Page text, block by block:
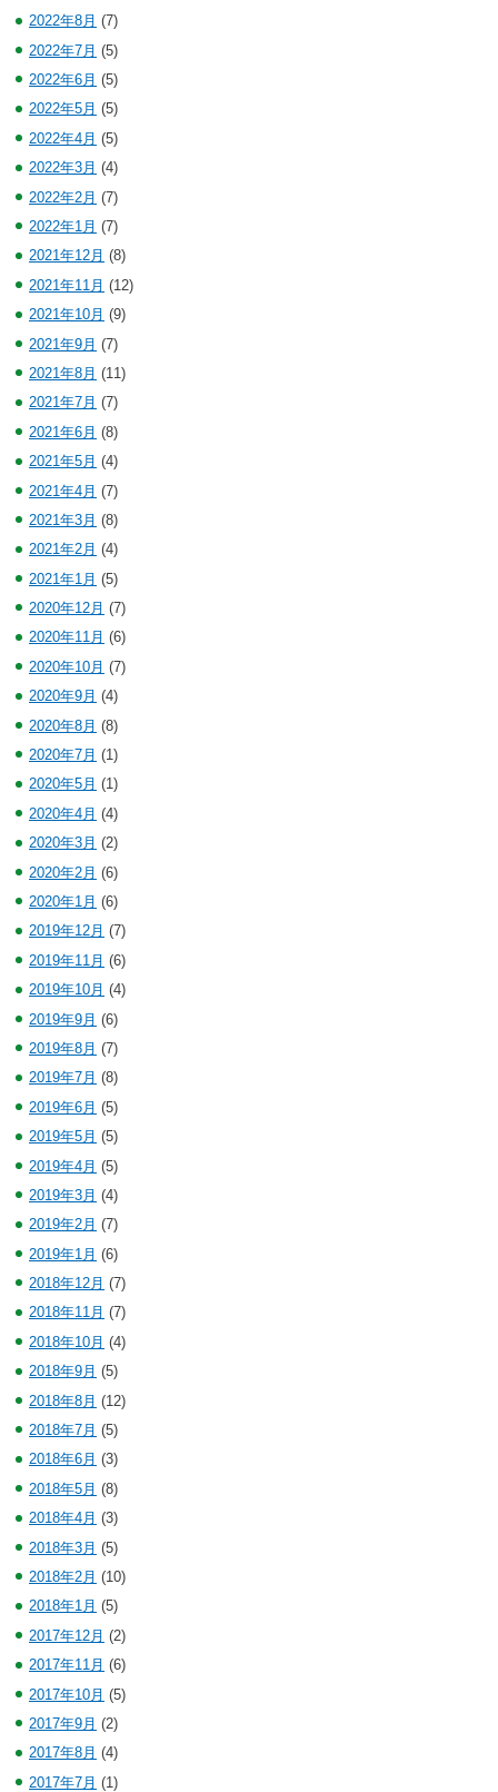
2022年8月 (7)
2022年7月 (5)
2022年6月 (5)
2022年5月 (5)
2022年4月 (5)
2022年3月 (4)
2022年2月 (7)
2022年1月 (7)
2021年12月 (8)
2021年11月 (12)
2021年10月 (9)
2021年9月 (7)
2021年8月 (11)
2021年7月 (7)
2021年6月 (8)
2021年5月 (4)
2021年4月 (7)
2021年3月 (8)
2021年2月 (4)
2021年1月 (5)
2020年12月 (7)
2020年11月 (6)
2020年10月 (7)
2020年9月 (4)
2020年8月 (8)
2020年7月 (1)
2020年5月 (1)
2020年4月 (4)
2020年3月 (2)
2020年2月 (6)
2020年1月 (6)
2019年12月 (7)
2019年11月 (6)
2019年10月 (4)
2019年9月 (6)
2019年8月 (7)
2019年7月 (8)
2019年6月 (5)
2019年5月 (5)
2019年4月 (5)
2019年3月 (4)
2019年2月 (7)
2019年1月 (6)
2018年12月 (7)
2018年11月 (7)
2018年10月 (4)
2018年9月 (5)
2018年8月 (12)
2018年7月 (5)
2018年6月 (3)
2018年5月 (8)
2018年4月 (3)
2018年3月 (5)
2018年2月 (10)
2018年1月 (5)
2017年12月 (2)
2017年11月 (6)
2017年10月 (5)
2017年9月 (2)
2017年8月 (4)
2017年7月 (1)